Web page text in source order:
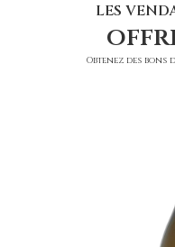
LES
Obtenez des